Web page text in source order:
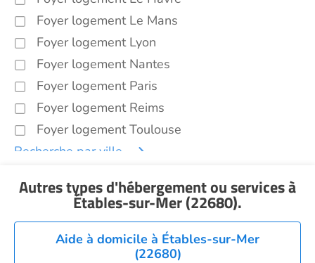
Foyer logement Le Mans
Foyer logement Lyon
Foyer logement Nantes
Foyer logement Paris
Foyer logement Reims
Foyer logement Toulouse
Recherche par ville
Autres types d'hébergement ou servicesà
Étables-sur-Mer (22680).
Aide à domicile à Étables-sur-Mer
(22680)